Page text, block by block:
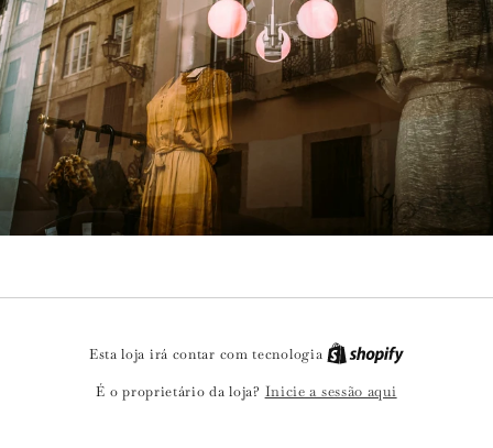
Esta loja irá contar com tecnologia
É o proprietário da loja? Inicie a sessão aqui